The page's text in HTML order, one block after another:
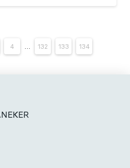
4 132 133 134